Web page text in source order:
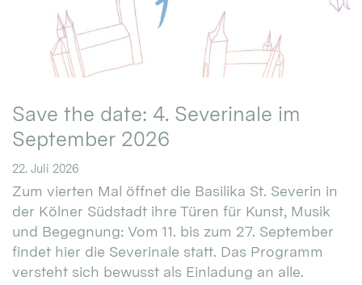
Save the date: 4. Severinale im
September 2026
22. Juli 2026
Zum vierten Mal öffnet die Basilika St. Severin in
der Kölner Südstadt ihre Türen für Kunst, Musik
und Begegnung: Vom 11. bis zum 27. September
findet hier die Severinale statt. Das Programm
versteht sich bewusst als Einladung an alle.